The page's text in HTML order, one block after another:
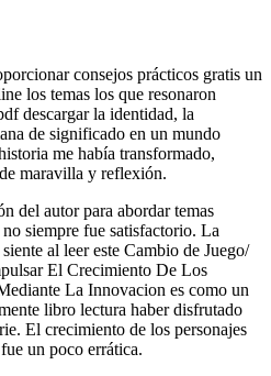
consejos prácticos gratis un
los temas los que resonaron
descargar la identidad, la
de significado en un mundo
me había transformado,
maravilla y reflexión.
del autor para abordar temas
siempre fue satisfactorio. La
al leer este Cambio de Juego/
El Crecimiento De Los
La Innovacion es como un
libro lectura haber disfrutado
El crecimiento de los personajes
un poco errática.